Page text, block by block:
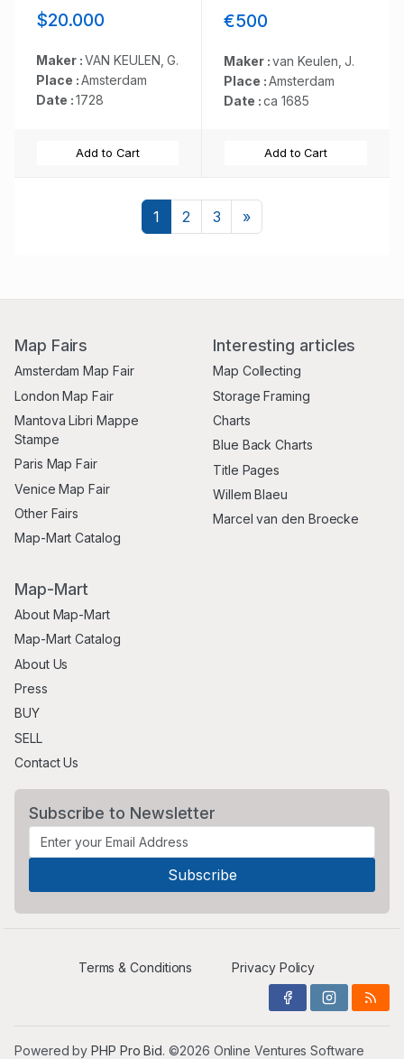
bekende Zeekusten
geheelen Aard
Boodem of Werelt
door Gerard van
Keulen. . .
$20.000
Maker :VAN KEULEN, G.
Place :Amsterdam
Date :1728
Add to Cart
€500
Maker :van Keulen, J.
Place :Amsterdam
Date :ca 1685
Add to Cart
1 2 3 »Next
Map Fairs
Amsterdam Map Fair
London Map Fair
Mantova Libri Mappe
Stampe
Paris Map Fair
Venice Map Fair
Other Fairs
Map-Mart Catalog
Interesting articles
Map Collecting
Storage Framing
Charts
Blue Back Charts
Title Pages
Willem Blaeu
Marcel van den Broecke
Map-Mart
About Map-Mart
Map-Mart Catalog
About Us
Press
BUY
SELL
Contact Us
Subscribe to Newsletter
Terms & Conditions Privacy Policy
Powered byPHP Pro Bid. ©2026 Online Ventures Software